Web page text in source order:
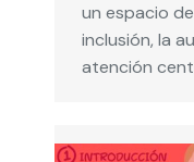
un espacio
inclusión, la
atención